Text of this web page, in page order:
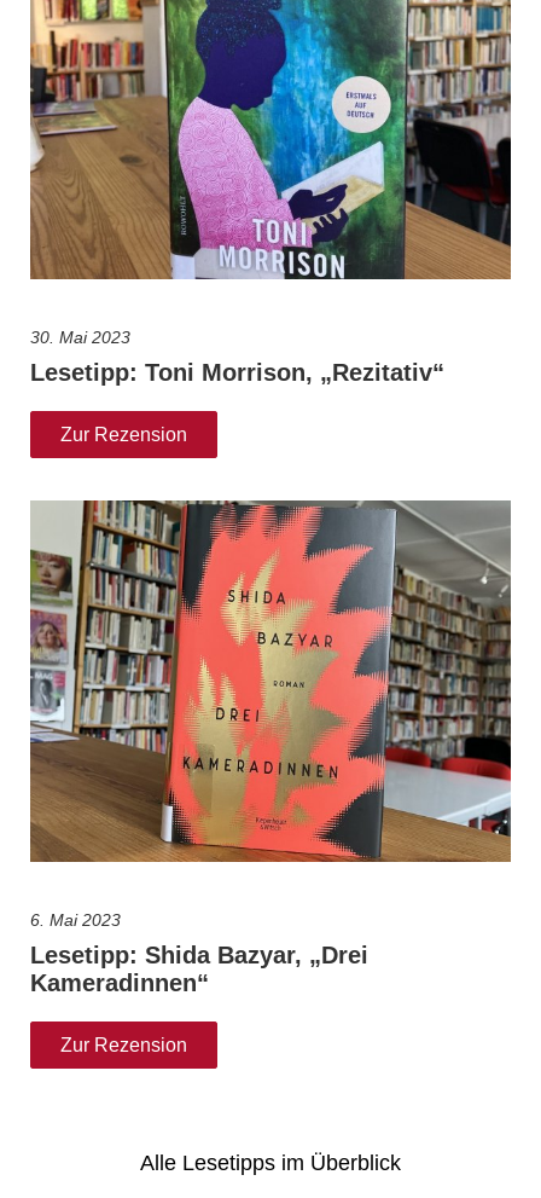
30. Mai 2023
Lesetipp: Toni Morrison, „Rezitativ“
Zur Rezension
6. Mai 2023
Lesetipp: Shida Bazyar, „Drei
Kameradinnen“
Zur Rezension
Alle Lesetipps im Überblick